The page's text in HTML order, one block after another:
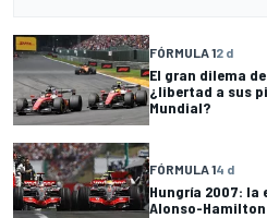
FÓRMULA 12 d
El gran dilema
¿libertad a sus
Mundial?
FÓRMULA 14 d
Hungría 2007:
Alonso-Hamilton